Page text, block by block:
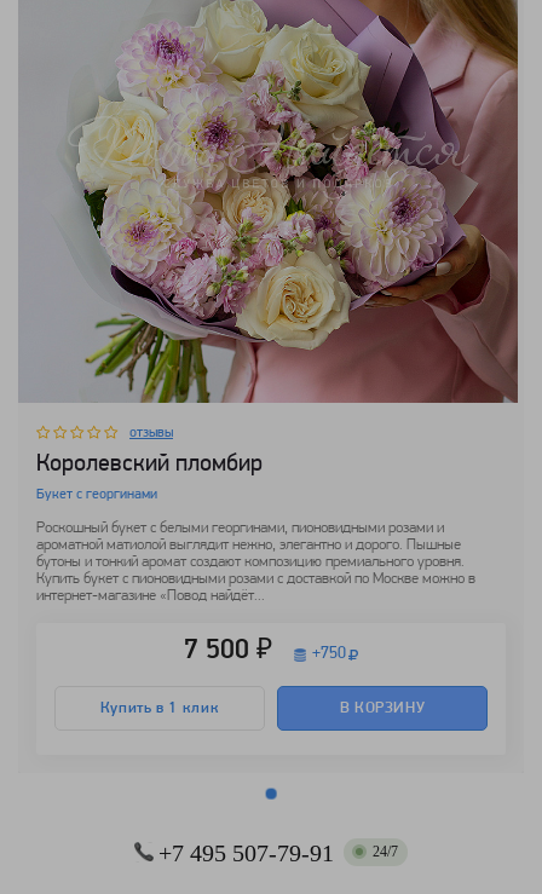
отзывы
Королевский пломбир
Букет с георгинами
Роскошный букет с белыми георгинами, пионовидными розами и
ароматной матиолой выглядит нежно, элегантно и дорого. Пышные
бутоны и тонкий аромат создают композицию премиального уровня.
Купить букет с пионовидными розами с доставкой по Москве можно в
интернет-магазине «Повод найдёт...
7 500 ₽ +750
Купить в 1 клик В КОРЗИНУ
+7 495 507-79-91 24/7